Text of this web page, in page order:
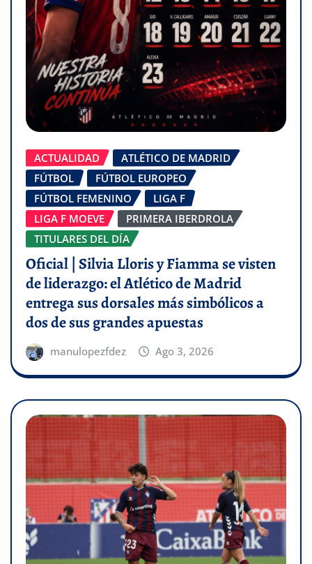
ACTUALIDAD
ATLÉTICO DE MADRID
FÚTBOL
FÚTBOL EUROPEO
FÚTBOL FEMENINO
LIGA F
LIGA F MOEVE
PRIMERA IBERDROLA
TITULARES DEL DÍA
Oficial | Silvia Lloris y Fiamma se visten
de liderazgo: el Atlético de Madrid
entrega sus dorsales más simbólicos a
dos de sus grandes apuestas
manulopezfdez Ago 3, 2026